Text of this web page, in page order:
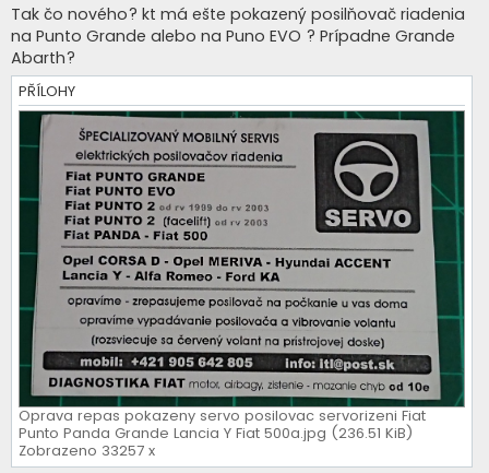
í
s
p
ě
v
e
k
Tak čo nového? kt má ešte pokazený posilňovač riadenia
na Punto Grande alebo na Puno EVO ? Prípadne Grande
Abarth?
PŘÍLOHY
Oprava repas pokazeny servo posilovac servorizeni Fiat
Punto Panda Grande Lancia Y Fiat 500a.jpg (236.51 KiB)
Zobrazeno 33257 x